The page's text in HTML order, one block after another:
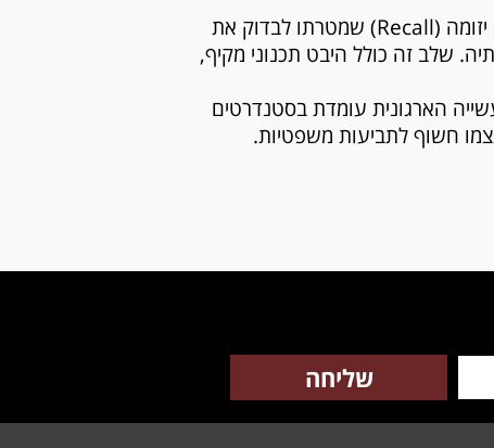
ולבסוף, במסגרת היערכות החברה לאירוע בטיחות בתחום המזון, נדרש הארגון לבצע תרגיל החזרה יזומה (Recall) שמטרתו לבדוק את
שלב זה כולל היבט תכנוני מקיף,
הארגונית עומדת בסטנדרטים
חשוף לתביעות משפטיות.